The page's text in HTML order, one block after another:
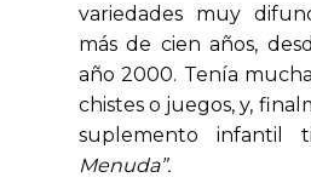
variedades muy
más de cien años,
año 2000. Tenía
chistes o juegos, y,
suplemento infantil
Menuda”.